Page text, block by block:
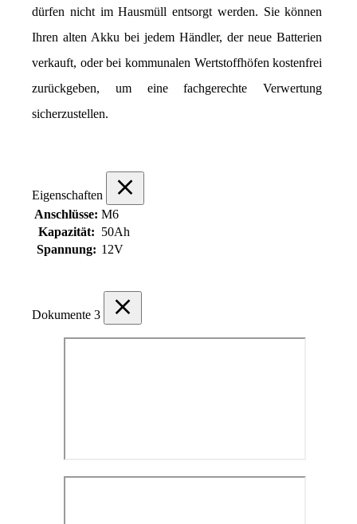
dürfen nicht im Hausmüll entsorgt werden. Sie können
Ihren alten Akku bei jedem Händler, der neue Batterien
verkauft, oder bei kommunalen Wertstoffhöfen kostenfrei
zurückgeben, um eine fachgerechte Verwertung
sicherzustellen.
Eigenschaften
Anschlüsse: M6
Kapazität: 50Ah
Spannung: 12V
Dokumente 3